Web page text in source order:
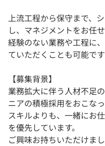
上流工程から保守まで、
し、マネジメントをお任せ
経験のない業務や工程に
ていただくことも可能です
【募集背景】
業務拡大に伴う人材不足
ニアの積極採用をおこなっ
スキルよりも、一緒にお
を優先しています。
ご興味お持ちいただけま